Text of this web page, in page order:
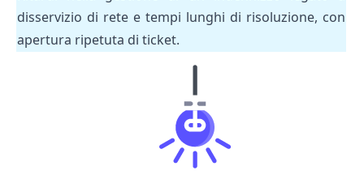
disservizio di rete e tempi lunghi di risoluzione, con
apertura ripetuta di ticket.